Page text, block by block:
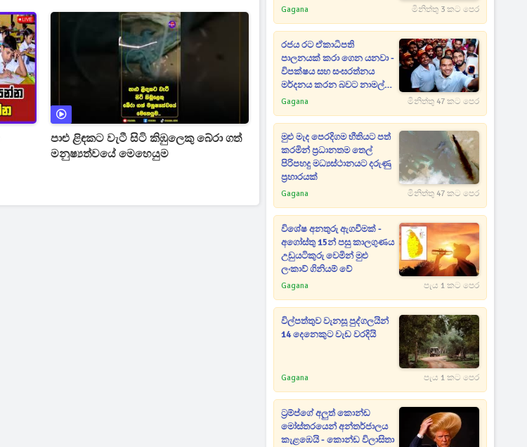
පාළු ළිඳකට වැටී සිටි කිඹුලෙකු බේරා ගත්
මනුෂ්‍යත්වයේ මෙහෙයුම
අයදුම්පත් කැඳවෙයි
Gagana මිනිත්තු 3 කට පෙර
රජය රට ඒකාධිපති
පාලනයක් කරා ගෙන යනවා -
විපක්ෂය සහ සංඝරත්නය
මර්දනය කරන බවට නාමල්
රාජපක්ෂගෙන් තද බල
Gagana මිනිත්තු 47 කට පෙර
මුළු මැද පෙරදිගම භීතියට පත්
කරමින් ප්‍රධානතම තෙල්
පිරිපහදු මධ්‍යස්ථානයට දරුණු
ප්‍රහාරයක්
Gagana මිනිත්තු 47 කට පෙර
විශේෂ අනතුරු ඇගවීමක් -
අගෝස්තු 15න් පසු කාලගුණය
උඩුයටිකුරු වෙමින් මුළු
ලංකාව් ගිනියම් වේ
Gagana පැය 1 කට පෙර
විල්පත්තුව වැනසූ පුද්ගලයින්
14 දෙනෙකුට වැඩ වරදියි
Gagana පැය 1 කට පෙර
ට්‍රම්ප්ගේ අලුත් කොන්ඩ
මෝස්තරයෙන් අන්තර්ජාලය
කැළඹෙයි - කොන්ඩ විලාසිතා